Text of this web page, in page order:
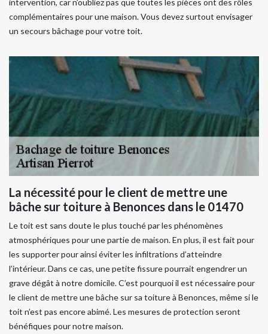
intervention, car n’oubliez pas que toutes les pièces ont des rôles
complémentaires pour une maison. Vous devez surtout envisager
un secours bâchage pour votre toit.
La nécessité pour le client de mettre une
bâche sur toiture à Benonces dans le 01470
Le toit est sans doute le plus touché par les phénomènes
atmosphériques pour une partie de maison. En plus, il est fait pour
les supporter pour ainsi éviter les infiltrations d’atteindre
l’intérieur. Dans ce cas, une petite fissure pourrait engendrer un
grave dégât à notre domicile. C’est pourquoi il est nécessaire pour
le client de mettre une bâche sur sa toiture à Benonces, même si le
toit n’est pas encore abimé. Les mesures de protection seront
bénéfiques pour notre maison.